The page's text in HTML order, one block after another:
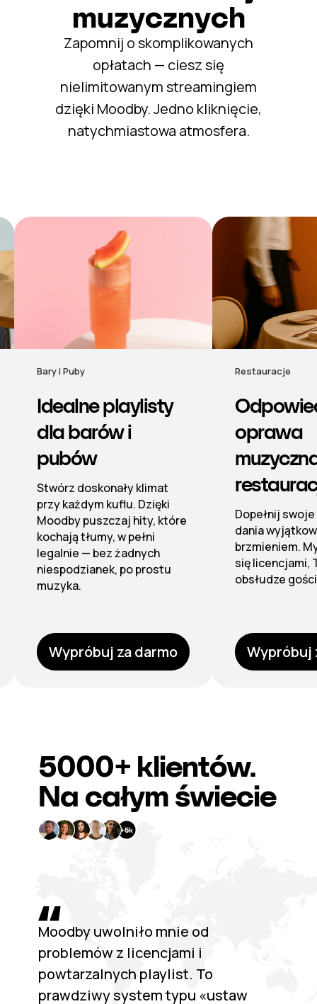
muzycznych
Zapomnij o skomplikowanych
opłatach — ciesz się
nielimitowanym streamingiem
dzięki Moodby. Jedno kliknięcie,
natychmiastowa atmosfera.
Restauracje
Odpowiednia
oprawa
muzyczna dla
restauracji
Dopełnij swoje popisowe
dania wyjątkowym
brzmieniem. My zajmiemy
się licencjami, Ty skup się na
obsłudze gości.
Wypróbuj za darmo
Hotele
Muzyka
nastrój
hotelu
Od lobby po
dźwiękową
kontroli stref.
Moodby uwolniło mnie od
problemów z licencjami i
powtarzalnych playlist. To
prawdziwy system typu «ustaw
5000+ klientów.
Na całym świecie